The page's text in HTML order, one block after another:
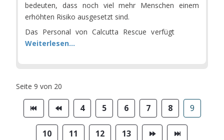
bedeuten, dass noch viel mehr Menschen einem
erhöhten Risiko ausgesetzt sind.
Das Personal von Calcutta Rescue verfügt
Weiterlesen...
Seite 9 von 20
4 5 6 7 8 9
10 11 12 13